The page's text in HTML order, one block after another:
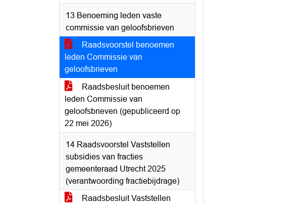
13 Benoeming leden vaste
commissie van geloofsbrieven
Raadsvoorstel benoemen
leden Commissie van
geloofsbrieven
Raadsbesluit benoemen
leden Commissie van
geloofsbrieven (gepubliceerd op
22 mei 2026)
14 Raadsvoorstel Vaststellen
subsidies van fracties
gemeenteraad Utrecht 2025
(verantwoording fractiebijdrage)
Raadsbesluit Vaststellen